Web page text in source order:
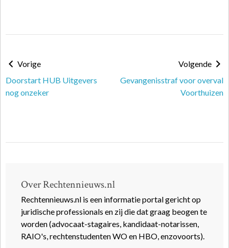
Vorige
Doorstart HUB Uitgevers
nog onzeker
Volgende
Gevangenisstraf voor overval
Voorthuizen
Over Rechtennieuws.nl
Rechtennieuws.nl is een informatie portal gericht op
juridische professionals en zij die dat graag beogen te
worden (advocaat-stagaires, kandidaat-notarissen,
RAIO's, rechtenstudenten WO en HBO, enzovoorts).